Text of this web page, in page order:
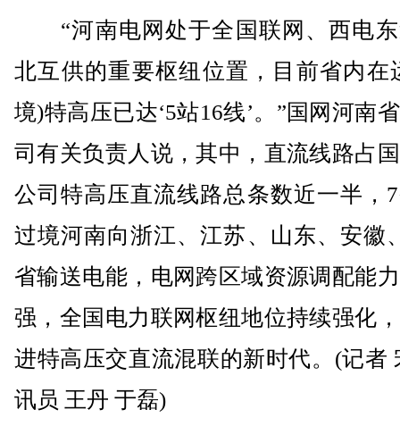
“河南电网处于全国联网、西电东
北互供的重要枢纽位置，目前省内在
境)特高压已达‘5站16线’。”国网河南
司有关负责人说，其中，直流线路占
公司特高压直流线路总条数近一半，
过境河南向浙江、江苏、山东、安徽
省输送电能，电网跨区域资源调配能
强，全国电力联网枢纽地位持续强化
进特高压交直流混联的新时代。(记者
讯员 王丹 于磊)